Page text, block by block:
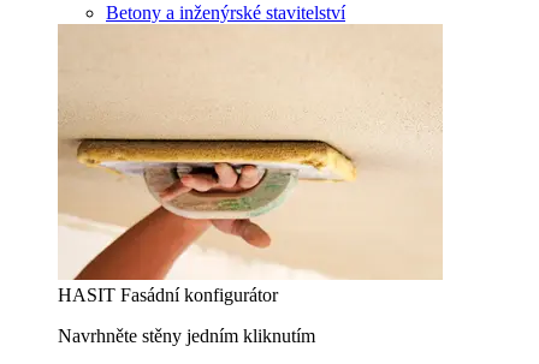
Betony a inženýrské stavitelství
HASIT Fasádní konfigurátor
Navrhněte stěny jedním kliknutím